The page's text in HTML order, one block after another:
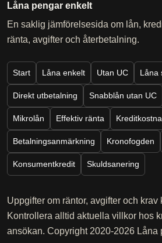
Låna pengar enkelt
En saklig jämförelsesida om lån,
ränta, avgifter och återbetalning.
Start Låna enkelt Utan UC Låna
Direkt utbetalning Snabblån utan UC
Mikrolån Effektiv ränta
Betalningsanmärkning Kronofogden
Konsumentkredit Skuldsanering
Uppgifter om räntor, avgifter och krav
Kontrollera alltid aktuella villkor hos
ansökan. Copyright 2020-2026 Låna